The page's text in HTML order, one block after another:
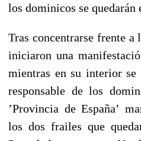
los dominicos se quedarán
Tras concentrarse frente
iniciaron una
mientras en su interior
responsable de los
’Provincia de España’
los dos frailes que